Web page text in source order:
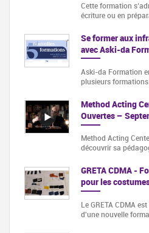
Cette formation
écriture ou en
Se former aux
avec Aski-da
Aski-da Formation
plusieurs formations
Method Acting Center -
Ouvertes –
Method Acting
découvrir sa
GRETA CDMA -
pour les
Le GRETA CDMA
d'une nouvelle